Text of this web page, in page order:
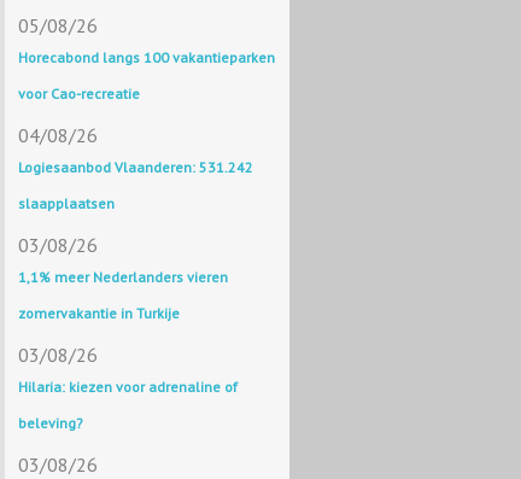
05/08/26
Horecabond langs 100 vakantieparken
voor Cao-recreatie
04/08/26
Logiesaanbod Vlaanderen: 531.242
slaapplaatsen
03/08/26
1,1% meer Nederlanders vieren
zomervakantie in Turkije
03/08/26
Hilaria: kiezen voor adrenaline of
beleving?
03/08/26